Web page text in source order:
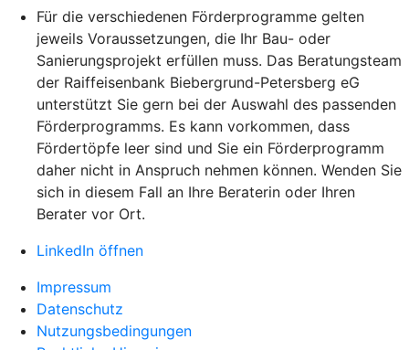
Für die verschiedenen Förderprogramme gelten
jeweils Voraussetzungen, die Ihr Bau- oder
Sanierungsprojekt erfüllen muss. Das Beratungsteam
der Raiffeisenbank Biebergrund-Petersberg eG
unterstützt Sie gern bei der Auswahl des passenden
Förderprogramms. Es kann vorkommen, dass
Fördertöpfe leer sind und Sie ein Förderprogramm
daher nicht in Anspruch nehmen können. Wenden Sie
sich in diesem Fall an Ihre Beraterin oder Ihren
Berater vor Ort.
LinkedIn öffnen
Impressum
Datenschutz
Nutzungsbedingungen